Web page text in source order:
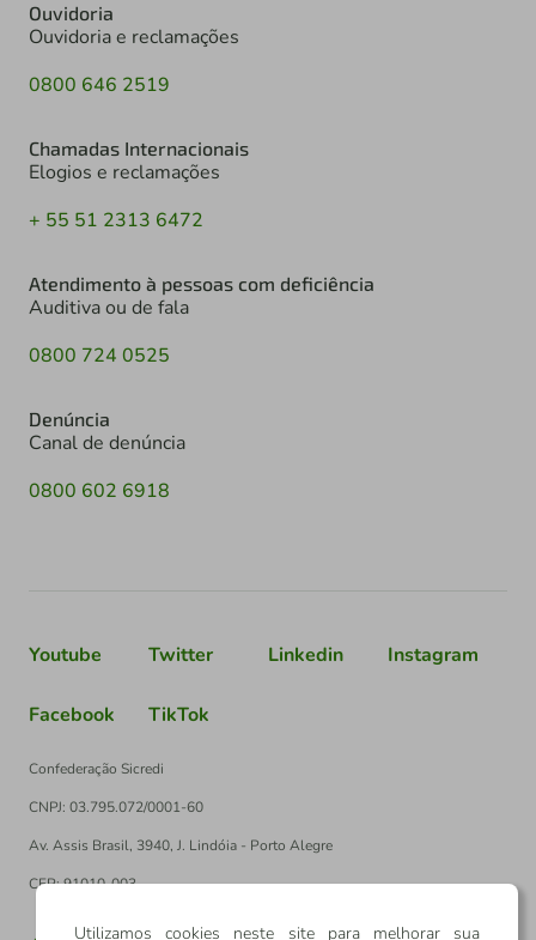
Ouvidoria
Ouvidoria e reclamações
0800 646 2519
Chamadas Internacionais
Elogios e reclamações
+ 55 51 2313 6472
Atendimento à pessoas com deficiência
Auditiva ou de fala
0800 724 0525
Denúncia
Canal de denúncia
0800 602 6918
Youtube Twitter Linkedin Instagram
Facebook TikTok
Confederação Sicredi
CNPJ: 03.795.072/0001-60
Av. Assis Brasil, 3940, J. Lindóia - Porto Alegre
CEP: 91010-003
Utilizamos cookies neste site para melhorar sua